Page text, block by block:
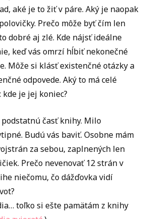
aké je to žiť v páre. Aký je naopak
Prečo môže byť čím len
dobré aj zlé. Kde nájsť ideálne
keď vás omrzí hĺbiť nekonečné
Môže si klásť existenčné otázky a
odpovede. Aký to má celé
kde je jej koniec?
časť knihy. Milo
Budú vás baviť. Osobne mám
za sebou, zaplnených len
Prečo nevenovať 12 strán v
niečomu, čo dážďovka vidí
toľko si ešte pamätám z knihy